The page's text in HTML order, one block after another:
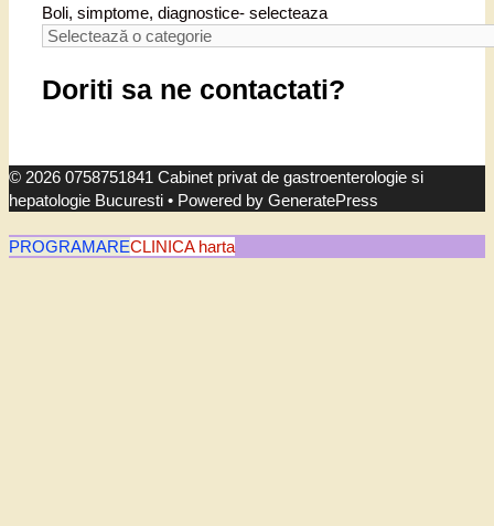
Boli, simptome, diagnostice- selecteaza
Doriti sa ne contactati?
© 2026 0758751841 Cabinet privat de gastroenterologie si
hepatologie Bucuresti • Powered by GeneratePress
PROGRAMARECLINICA harta